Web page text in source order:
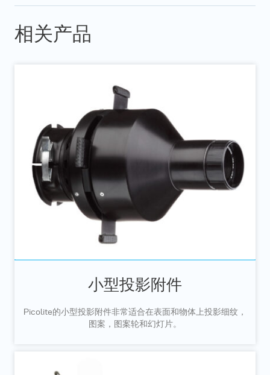
相关产品
小型投影附件
Picolite的小型投影附件非常适合在表面和物体上投影细纹，
图案，图案轮和幻灯片。